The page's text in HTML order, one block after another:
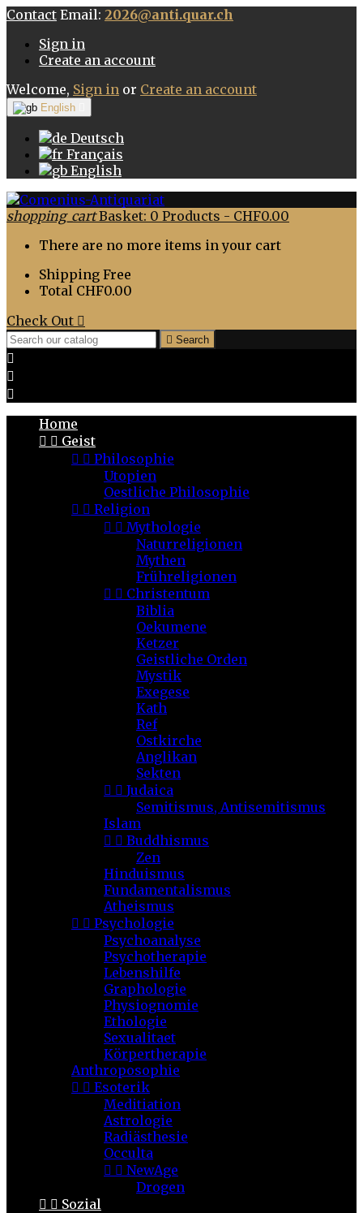
Contact Email: 2026@anti.quar.ch
Sign in
Create an account
Welcome, Sign in or Create an account
English
Deutsch
Français
English
shopping_cart Basket: 0 Products - CHF0.00
There are no more items in your cart
Shipping Free
Total CHF0.00
Check Out 
 Search



Home
  Geist
  Philosophie
Utopien
Oestliche Philosophie
  Religion
  Mythologie
Naturreligionen
Mythen
Frühreligionen
  Christentum
Biblia
Oekumene
Ketzer
Geistliche Orden
Mystik
Exegese
Kath
Ref
Ostkirche
Anglikan
Sekten
  Judaica
Semitismus, Antisemitismus
Islam
  Buddhismus
Zen
Hinduismus
Fundamentalismus
Atheismus
  Psychologie
Psychoanalyse
Psychotherapie
Lebenshilfe
Graphologie
Physiognomie
Ethologie
Sexualitaet
Körpertherapie
Anthroposophie
  Esoterik
Meditiation
Astrologie
Radiästhesie
Occulta
  NewAge
Drogen
  Sozial